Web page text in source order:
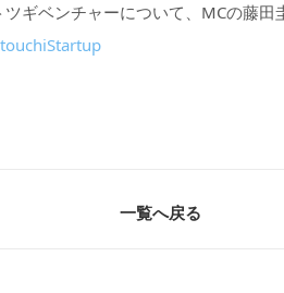
ギベンチャーについて、MCの藤田
一覧へ戻る